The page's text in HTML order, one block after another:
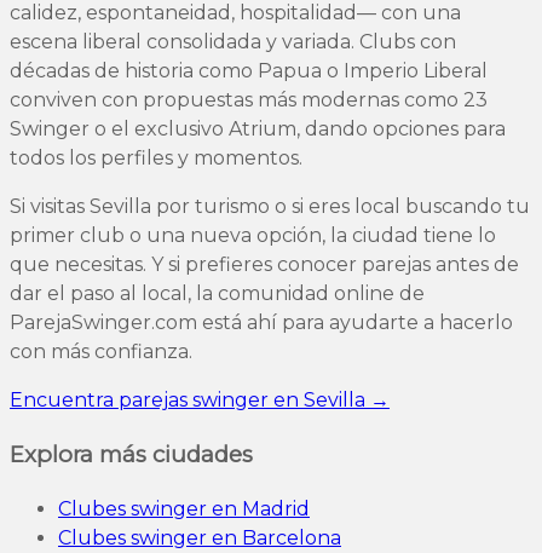
calidez, espontaneidad, hospitalidad— con una
escena liberal consolidada y variada. Clubs con
décadas de historia como Papua o Imperio Liberal
conviven con propuestas más modernas como 23
Swinger o el exclusivo Atrium, dando opciones para
todos los perfiles y momentos.
Si visitas Sevilla por turismo o si eres local buscando tu
primer club o una nueva opción, la ciudad tiene lo
que necesitas. Y si prefieres conocer parejas antes de
dar el paso al local, la comunidad online de
ParejaSwinger.com está ahí para ayudarte a hacerlo
con más confianza.
Encuentra parejas swinger en Sevilla →
Explora más ciudades
Clubes swinger en Madrid
Clubes swinger en Barcelona